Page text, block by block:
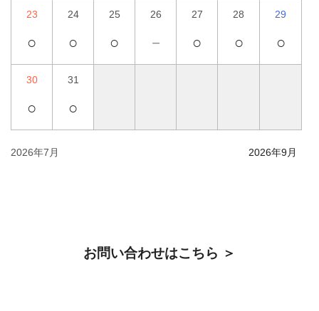
23
○
24
○
25
○
26
－
27
○
28
○
29
○
30
○
31
○
2026年7月 2026年9月
お問い合わせはこちら ＞